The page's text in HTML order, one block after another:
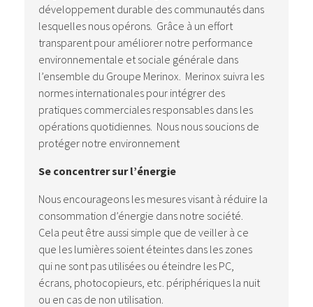
développement durable des communautés dans
lesquelles nous opérons. Grâce à un effort
transparent pour améliorer notre performance
environnementale et sociale générale dans
l’ensemble du Groupe Merinox. Merinox suivra les
normes internationales pour intégrer des
pratiques commerciales responsables dans les
opérations quotidiennes. Nous nous soucions de
protéger notre environnement
Se concentrer sur l’énergie
Nous encourageons les mesures visant à réduire la
consommation d’énergie dans notre société.
Cela peut être aussi simple que de veiller à ce
que les lumières soient éteintes dans les zones
qui ne sont pas utilisées ou éteindre les PC,
écrans, photocopieurs, etc. périphériques la nuit
ou en cas de non utilisation.